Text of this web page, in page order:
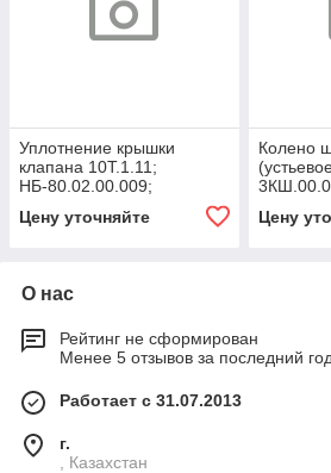
Уплотнение крышки
клапана 10Т.1.11;
НБ-80.02.00.009;
НПЦ.02.008; 3420-130022
Цену уточняйте
Колено
Цену
О нас
Рейтинг не сформирован
Менее 5 отзывов за последний год
Работает с 31.07.2013
г.
, Казахстан